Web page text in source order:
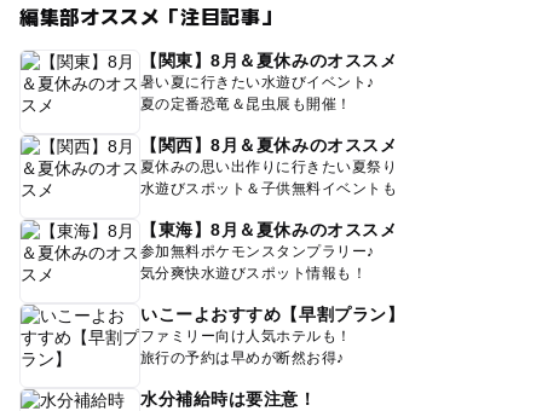
編集部オススメ「注目記事」
【関東】8月＆夏休みのオススメ
暑い夏に行きたい水遊びイベント♪
夏の定番恐竜＆昆虫展も開催！
【関西】8月＆夏休みのオススメ
夏休みの思い出作りに行きたい夏祭り
水遊びスポット＆子供無料イベントも
【東海】8月＆夏休みのオススメ
参加無料ポケモンスタンプラリー♪
気分爽快水遊びスポット情報も！
いこーよおすすめ【早割プラン】
ファミリー向け人気ホテルも！
旅行の予約は早めが断然お得♪
水分補給時は要注意！